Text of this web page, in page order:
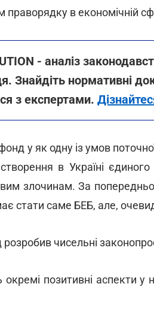
в економічній
- аналіз
Знайдіть нормативні
з експертами.
у як одну із умов
в Україні
злочинам. За
стати саме БЕБ, але,
чисельні
позитивні аспекти